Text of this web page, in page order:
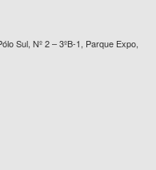
Sul, Nº 2 – 3ºB-1, Parque Expo,